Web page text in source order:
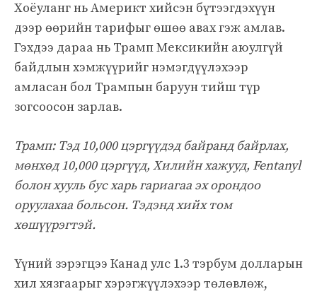
Хоёуланг нь Америкт хийсэн бүтээгдэхүүн
дээр өөрийн тарифыг өшөө авах гэж амлав.
Гэхдээ дараа нь Трамп Мексикийн аюулгүй
байдлын хэмжүүрийг нэмэгдүүлэхээр
амласан бол Трампын баруун тийш түр
зогсоосон зарлав.
Трамп: Тэд 10,000 цэргүүдэд байранд байрлах,
мөнхөд 10,000 цэргүүд, Хилийн хажууд, Fentanyl
болон хууль бус харь гариагаа эх орондоо
оруулахаа больсон. Тэдэнд хийх том
хөшүүрэгтэй.
Үүний зэрэгцээ Канад улс 1.3 тэрбум долларын
хил хязгаарыг хэрэгжүүлэхээр төлөвлөж,